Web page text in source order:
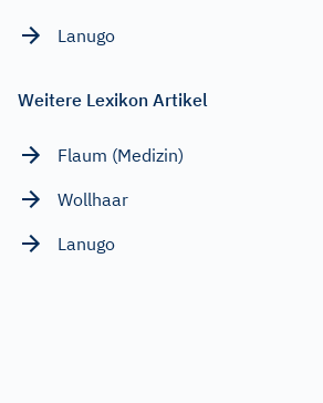
Lanugo
Weitere Lexikon Artikel
Flaum (Medizin)
Wollhaar
Lanugo